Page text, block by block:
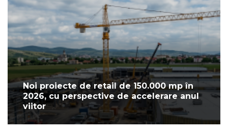
Noi proiecte de retail de 150.000 mp în
2026, cu perspective de accelerare anul
viitor